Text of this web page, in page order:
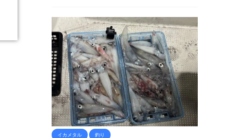
イカメタル 釣り